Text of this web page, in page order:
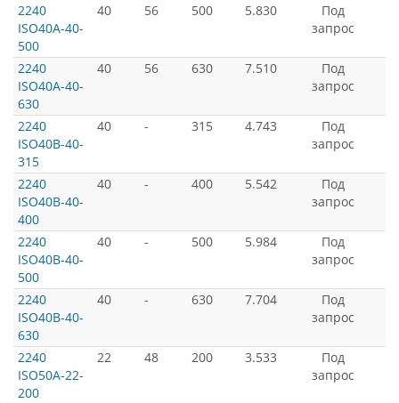
2240
ISO40A-40-
500
40 56 500 5.830
Под
запрос
2240
ISO40A-40-
630
40 56 630 7.510
Под
запрос
2240
ISO40B-40-
315
40 - 315 4.743
Под
запрос
2240
ISO40B-40-
400
40 - 400 5.542
Под
запрос
2240
ISO40B-40-
500
40 - 500 5.984
Под
запрос
2240
ISO40B-40-
630
40 - 630 7.704
Под
запрос
2240
ISO50A-22-
200
22 48 200 3.533
Под
запрос